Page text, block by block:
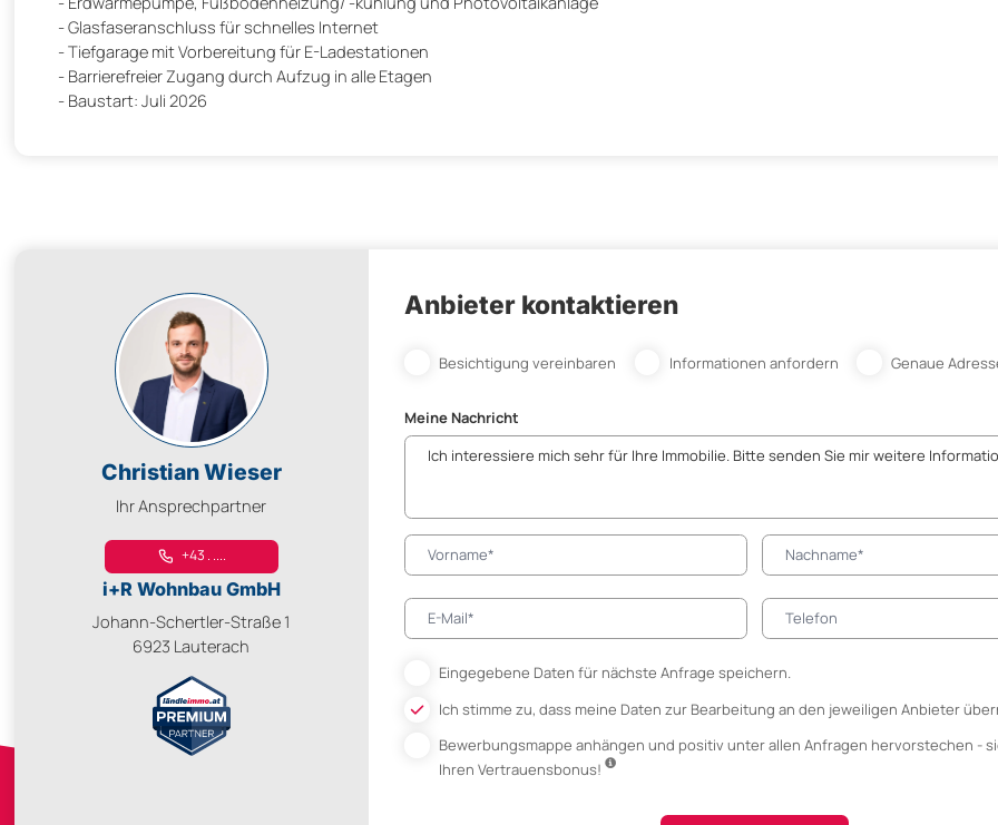
- Glasfaseranschluss für schnelles Internet
- Tiefgarage mit Vorbereitung für E-Ladestationen
- Barrierefreier Zugang durch Aufzug in alle Etagen
- Baustart: Juli 2026
Christian Wieser
Ihr Ansprechpartner
+43 . ....
i+R Wohnbau GmbH
Johann-Schertler-Straße 1
6923 Lauterach
Anbieter kontaktieren
Besichtigung vereinbaren Informationen anfordern Genaue
Meine Nachricht
Eingegebene Daten für nächste Anfrage speichern.
Ich stimme zu, dass meine Daten zur Bearbeitung an den jeweiligen Anbieter
Bewerbungsmappe anhängenund positiv unter allen Anfragen hervorstechen -
Ihren Vertrauensbonus!